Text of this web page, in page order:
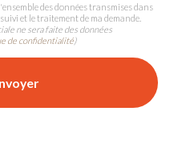
des données transmises dans
et le traitement de ma demande.
ne sera faite des données
de confidentialité)